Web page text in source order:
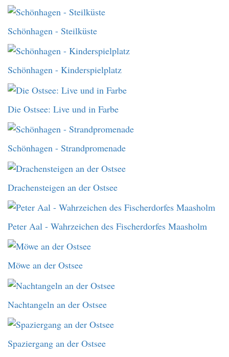
Schönhagen - Steilküste
Schönhagen - Kinderspielplatz
Die Ostsee: Live und in Farbe
Schönhagen - Strandpromenade
Drachensteigen an der Ostsee
Peter Aal - Wahrzeichen des Fischerdorfes Maasholm
Möwe an der Ostsee
Nachtangeln an der Ostsee
Spaziergang an der Ostsee